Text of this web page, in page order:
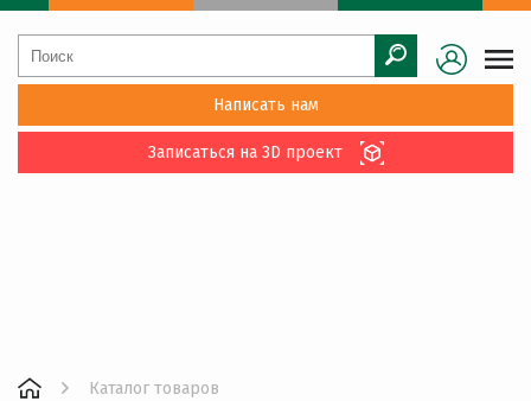
Написать нам
Записаться на 3D проект
Каталог товаров